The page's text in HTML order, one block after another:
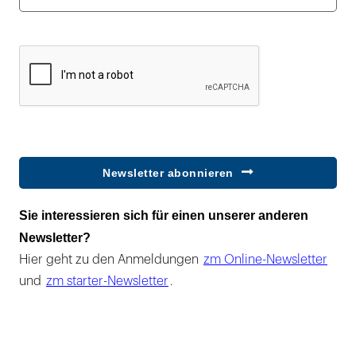
Newsletter abonnieren
Sie interessieren sich für einen unserer anderen
Newsletter?
Hier geht zu den Anmeldungen zm Online-Newsletter
und zm starter-Newsletter .